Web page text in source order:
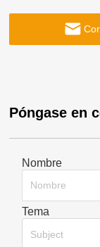
Póngase en
Nombre
Tema
Subject